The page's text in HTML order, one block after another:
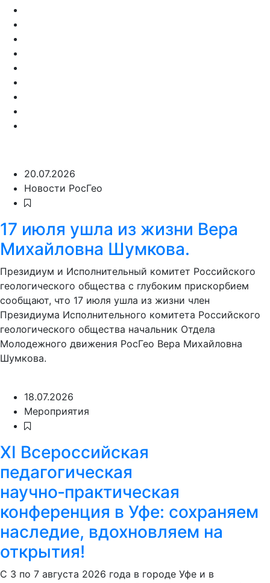
20.07.2026
Новости РосГео
17 июля ушла из жизни Вера
Михайловна Шумкова.
Президиум и Исполнительный комитет Российского
геологического общества с глубоким прискорбием
сообщают, что 17 июля ушла из жизни член
Президиума Исполнительного комитета Российского
геологического общества начальник Отдела
Молодежного движения РосГео Вера Михайловна
Шумкова.
18.07.2026
Мероприятия
XI Всероссийская
педагогическая
научно‑практическая
конференция в Уфе: сохраняем
наследие, вдохновляем на
открытия!
С 3 по 7 августа 2026 года в городе Уфе и в